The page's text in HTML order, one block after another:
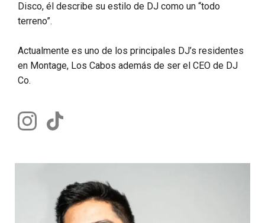
Disco, él describe su estilo de DJ como un “todo
terreno”.
Actualmente es uno de los principales DJ’s residentes
en Montage, Los Cabos además de ser el CEO de DJ
Co.